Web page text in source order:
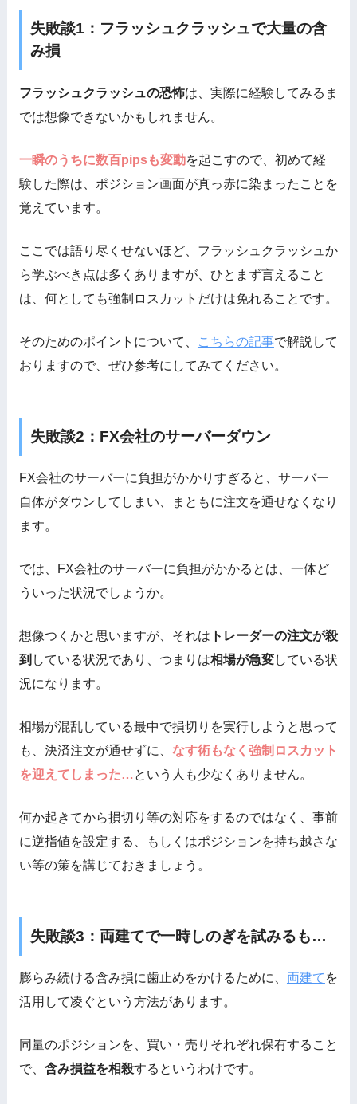
失敗談1：フラッシュクラッシュで大量の含
み損
フラッシュクラッシュの恐怖は、実際に経験してみるま
では想像できないかもしれません。
一瞬のうちに数百pipsも変動を起こすので、初めて経
験した際は、ポジション画面が真っ赤に染まったことを
覚えています。
ここでは語り尽くせないほど、フラッシュクラッシュか
ら学ぶべき点は多くありますが、ひとまず言えること
は、何としても強制ロスカットだけは免れることです。
そのためのポイントについて、 こちらの記事で解説して
おりますので、ぜひ参考にしてみてください。
失敗談2：FX会社のサーバーダウン
FX会社のサーバーに負担がかかりすぎると、サーバー
自体がダウンしてしまい、まともに注文を通せなくなり
ます。
では、FX会社のサーバーに負担がかかるとは、一体ど
ういった状況でしょうか。
想像つくかと思いますが、それは トレーダーの注文が殺
到 している状況であり、つまりは相場が急変している状
況になります。
相場が混乱している最中で損切りを実行しようと思って
も、決済注文が通せずに、 なす術もなく強制ロスカット
を迎えてしまった…という人も少なくありません。
何か起きてから損切り等の対応をするのではなく、事前
に逆指値を設定する、もしくはポジションを持ち越さな
い等の策を講じておきましょう。
失敗談3：両建てで一時しのぎを試みるも…
膨らみ続ける含み損に歯止めをかけるために、 両建て を
活用して凌ぐという方法があります。
同量のポジションを、買い・売りそれぞれ保有すること
で、 含み損益を相殺するというわけです。